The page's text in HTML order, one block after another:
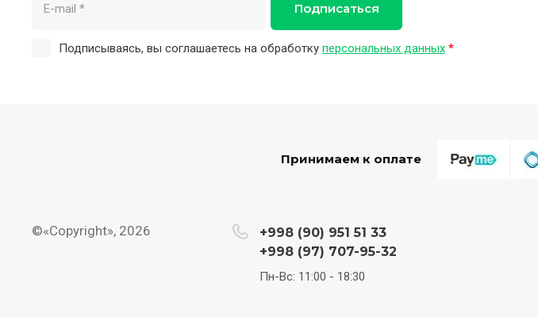
Подписываясь, вы соглашаетесь на обработку персональных данных *
Подписаться
Принимаем к оплате
©«Copyright», 2026
+998 (90) 951 51 33
+998 (97) 707-95-32
Пн-Вс: 11:00 - 18:30